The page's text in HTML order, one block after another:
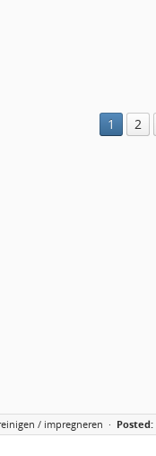
1 2
/ impregneren · Posted: